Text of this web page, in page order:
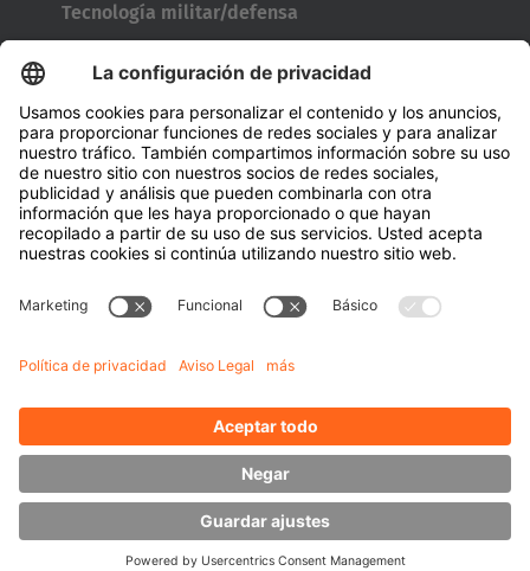
Tecnología militar/defensa
Utillaje para neumáticos
Bobinas de cable
Puertas y ventanas
Empresa
A cerca de Hubtex
Acerca de HUBTEX Solutions Spain
Sucursales
Contact